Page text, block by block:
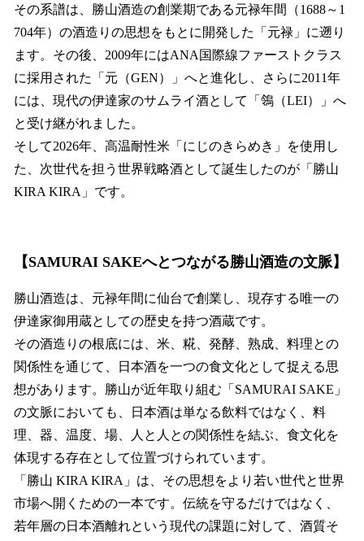
その系譜は、勝山酒造の創業期である元禄年間（1688～1
704年）の酒造りの思想をもとに開発した「元禄」に遡り
ます。その後、2009年にはANA国際線ファーストクラス
に採用された「元（GEN）」へと進化し、さらに2011年
には、現代の伊達家のサムライ酒として「鴒（LEI）」へ
と受け継がれました。
そして2026年、高温耐性米「にじのきらめき」を使用し
た、次世代を担う世界戦略酒として誕生したのが「勝山
KIRA KIRA」です。
【SAMURAI SAKEへとつながる勝山酒造の文脈】
勝山酒造は、元禄年間に仙台で創業し、現存する唯一の
伊達家御用蔵としての歴史を持つ酒蔵です。
その酒造りの根底には、米、糀、発酵、熟成、料理との
関係性を通じて、日本酒を一つの食文化として捉える思
想があります。勝山が近年取り組む「SAMURAI SAKE」
の文脈においても、日本酒は単なる飲料ではなく、料
理、器、温度、場、人と人との関係性を結ぶ、食文化を
体現する存在として位置づけられています。
「勝山 KIRA KIRA」は、その思想をより若い世代と世界
市場へ開くための一本です。伝統を守るだけではなく、
若年層の日本酒離れという現代の課題に対して、酒質そ